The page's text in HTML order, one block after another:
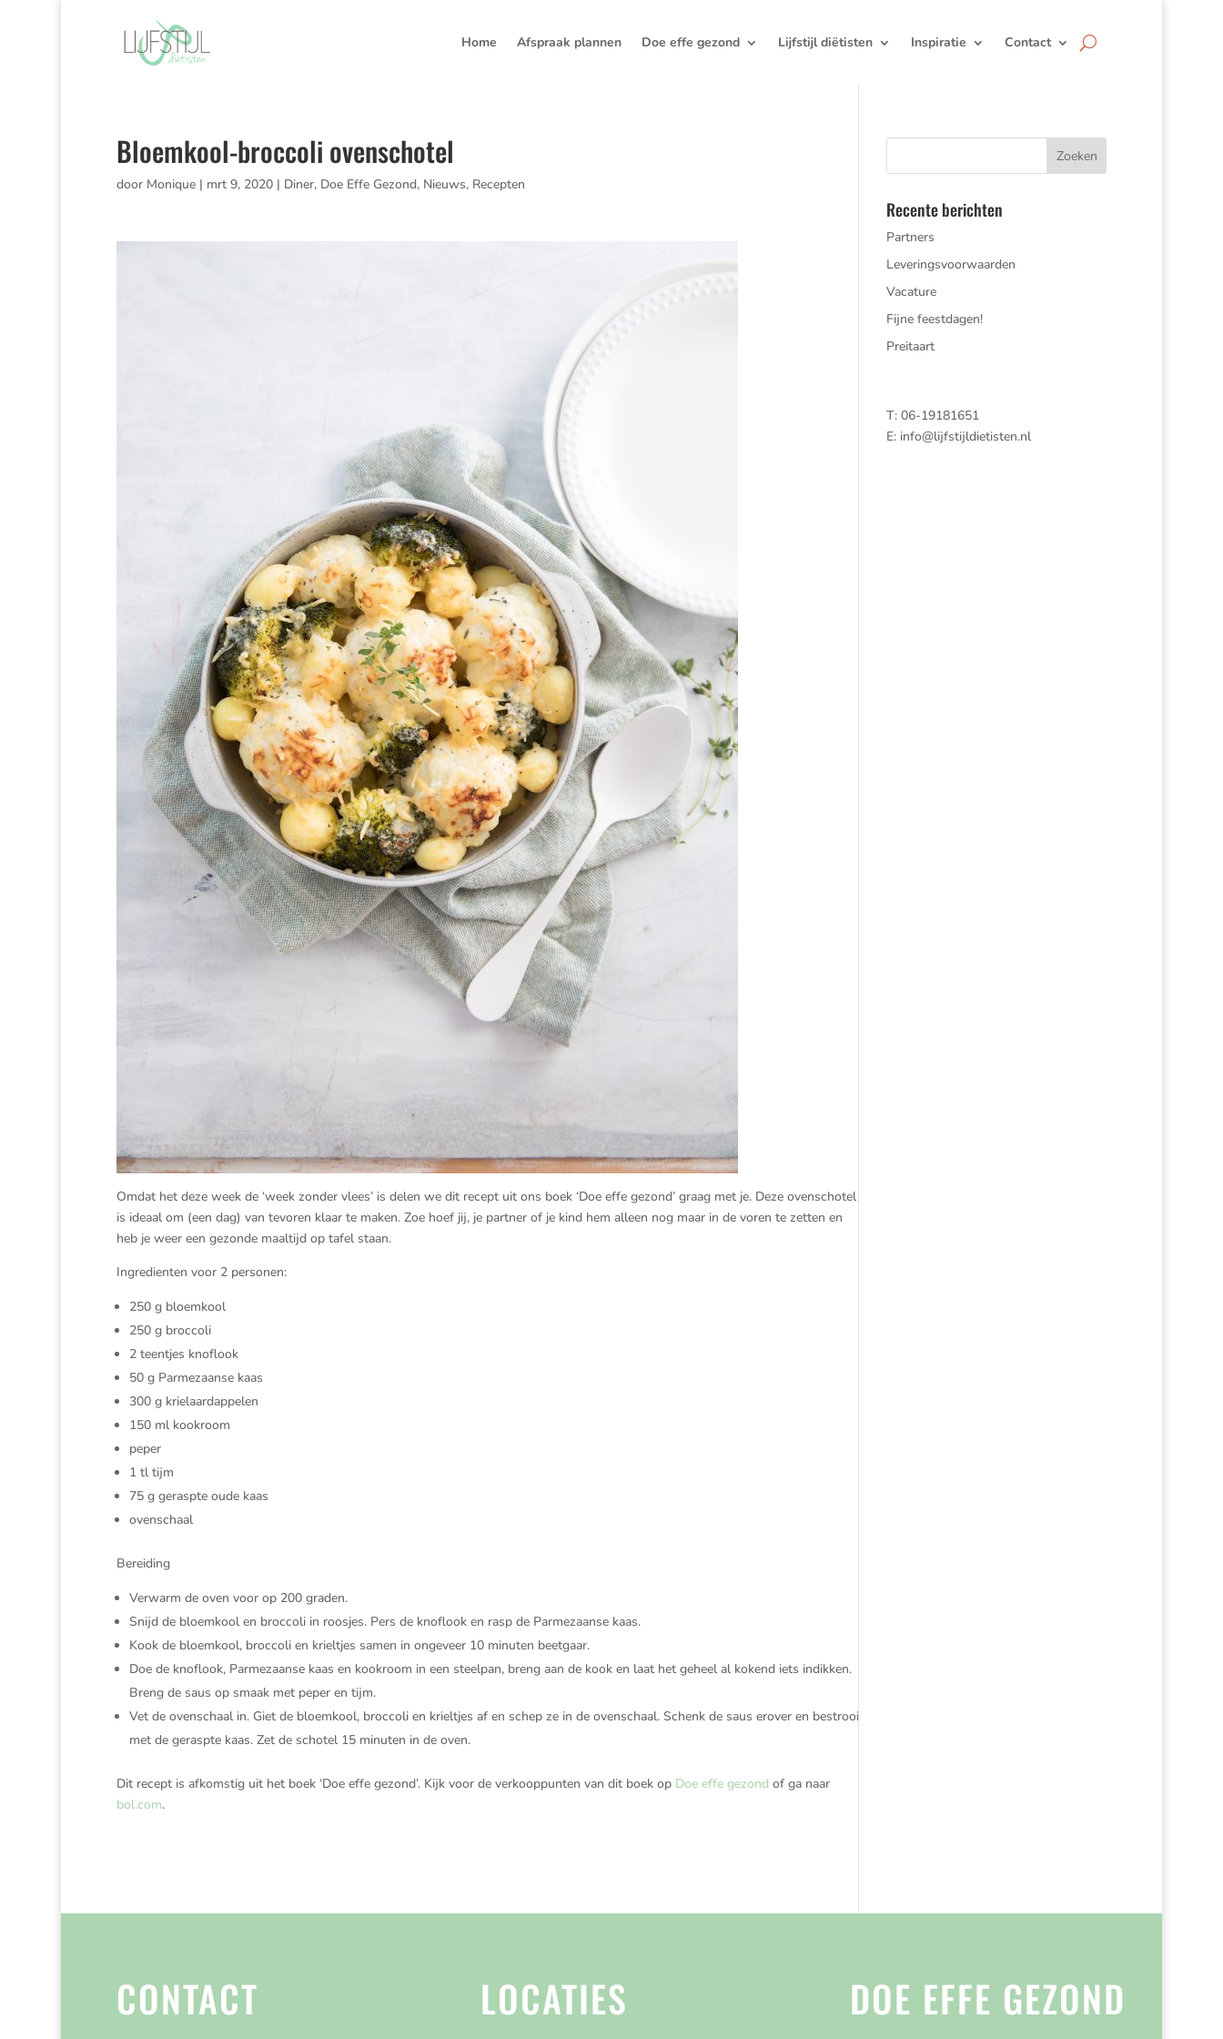
Home Afspraak plannen Doe effe gezond Lijfstijl diëtisten Inspiratie Contact
Bloemkool-broccoli ovenschotel
door Monique| mrt 9, 2020| Diner, Doe Effe Gezond, Nieuws, Recepten
Omdat het deze week de ‘week zonder vlees’ is delen we dit recept uit ons boek ‘Doe effe gezond’ graag met je. Deze ovenschotel
is ideaal om (een dag) van tevoren klaar te maken. Zoe hoef jij, je partner of je kind hem alleen nog maar in de voren te zetten en
heb je weer een gezonde maaltijd op tafel staan.
Ingredienten voor 2 personen:
250 g bloemkool
250 g broccoli
2 teentjes knoflook
50 g Parmezaanse kaas
300 g krielaardappelen
150 ml kookroom
peper
1 tl tijm
75 g geraspte oude kaas
ovenschaal
Bereiding
Verwarm de oven voor op 200 graden.
Snijd de bloemkool en broccoli in roosjes. Pers de knoflook en rasp de Parmezaanse kaas.
Kook de bloemkool, broccoli en krieltjes samen in ongeveer 10 minuten beetgaar.
Doe de knoflook, Parmezaanse kaas en kookroom in een steelpan, breng aan de kook en laat het geheel al kokend iets indikken.
Breng de saus op smaak met peper en tijm.
Vet de ovenschaal in. Giet de bloemkool, broccoli en krieltjes af en schep ze in de ovenschaal. Schenk de saus erover en bestrooi
met de geraspte kaas. Zet de schotel 15 minuten in de oven.
Dit recept is afkomstig uit het boek ‘Doe effe gezond’. Kijk voor de verkooppunten van dit boek op Doe effe gezond of ga naar
bol.com.
Recente berichten
Partners
Leveringsvoorwaarden
Vacature
Fijne feestdagen!
Preitaart
T: 06-19181651
E: info@lijfstijldietisten.nl
CONTACT LOCATIES DOE EFFE GEZOND